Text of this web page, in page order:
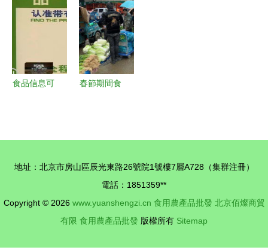
部分菜價回
歸節前水平
食用農產品
批發市場安
全防線
食品信息可
健康的餐桌
春節期間食
牢群眾“菜
籃子”安全
防線
地址：北京市房山區辰光東路26號院1號樓7層A728（集群注冊）
電話：1851359**
Copyright © 2026 www.yuanshengzi.cn 食用農產品批發 北京佰燦商貿
有限 食用農產品批發 版權所有 Sitemap